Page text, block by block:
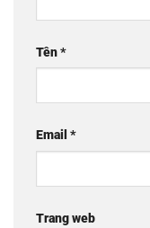
Tên*
Email *
Trang web